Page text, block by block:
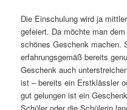
Die Einschulung wird ja
gefeiert. Da möchte man
schönes Geschenk machen.
erfahrungsgemäß bereits
Geschenk auch
ist – bereits ein Erstklässler
gut gelungen ist ein
Schüler oder die Schülerin